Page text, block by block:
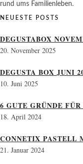
rund ums Familienleben.
NEUESTE POSTS
DEGUSTABOX
20. November 2025
DEGUSTA BOX JUNI
10. Juni 2025
6 GUTE GRÜNDE
18. April 2024
CONNETIX PASTELL
21. Januar 2024